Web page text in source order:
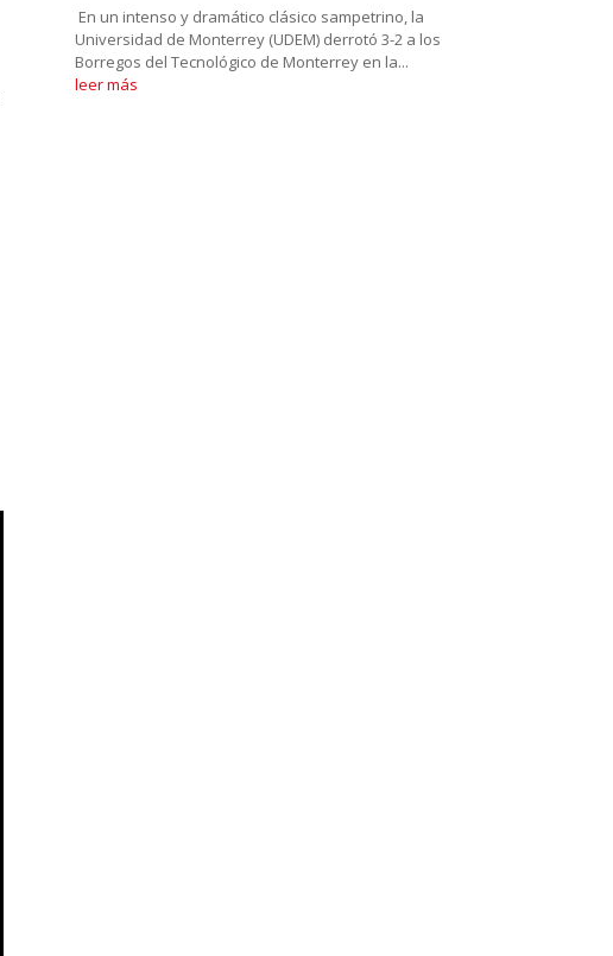
En un intenso y dramático clásico sampetrino, la
Universidad de Monterrey (UDEM) derrotó 3-2 a los
Borregos del Tecnológico de Monterrey en la...
leer más